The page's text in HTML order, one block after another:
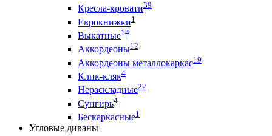
Кресла-кровати39
Еврокнижки1
Выкатные14
Аккордеоны12
Аккордеоны металлокаркас19
Клик-кляк4
Нераскладные22
Сунгирь4
Бескаркасные1
Угловые диваны